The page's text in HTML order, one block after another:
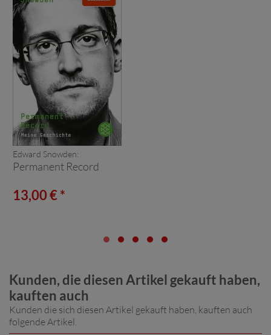
Edward Snowden:
Permanent Record
13,00 € *
Kunden, die diesen Artikel gekauft haben,
kauften auch
Kunden die sich diesen Artikel gekauft haben, kauften auch
folgende Artikel.